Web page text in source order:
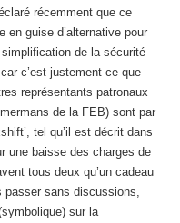
récemment que ce
en guise d’alternative pour
de la sécurité
c’est justement ce que
représentants patronaux
de la FEB) sont par
tel qu’il est décrit dans
une baisse des charges de
tous deux qu’un cadeau
passer sans discussions,
sur la